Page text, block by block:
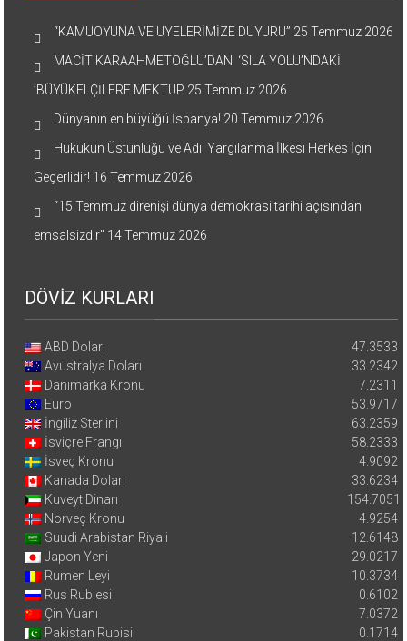
“KAMUOYUNA VE ÜYELERİMİZE DUYURU” 25 Temmuz 2026
MACİT KARAAHMETOĞLU’DAN ‘SILA YOLU’NDAKİ
’BÜYÜKELÇİLERE MEKTUP 25 Temmuz 2026
Dünyanın en büyüğü İspanya! 20 Temmuz 2026
Hukukun Üstünlüğü ve Adil Yargılanma İlkesi Herkes İçin
Geçerlidir! 16 Temmuz 2026
“15 Temmuz direnişi dünya demokrasi tarihi açısından
emsalsizdir” 14 Temmuz 2026
DÖVİZ KURLARI
ABD Doları
47.3533
Avustralya Doları
33.2342
Danimarka Kronu
7.2311
Euro
53.9717
İngiliz Sterlini
63.2359
İsviçre Frangı
58.2333
İsveç Kronu
4.9092
Kanada Doları
33.6234
Kuveyt Dinarı
154.7051
Norveç Kronu
4.9254
Suudi Arabistan Riyali
12.6148
Japon Yeni
29.0217
Rumen Leyi
10.3734
Rus Rublesi
0.6102
Çin Yuanı
7.0372
Pakistan Rupisi
0.1714